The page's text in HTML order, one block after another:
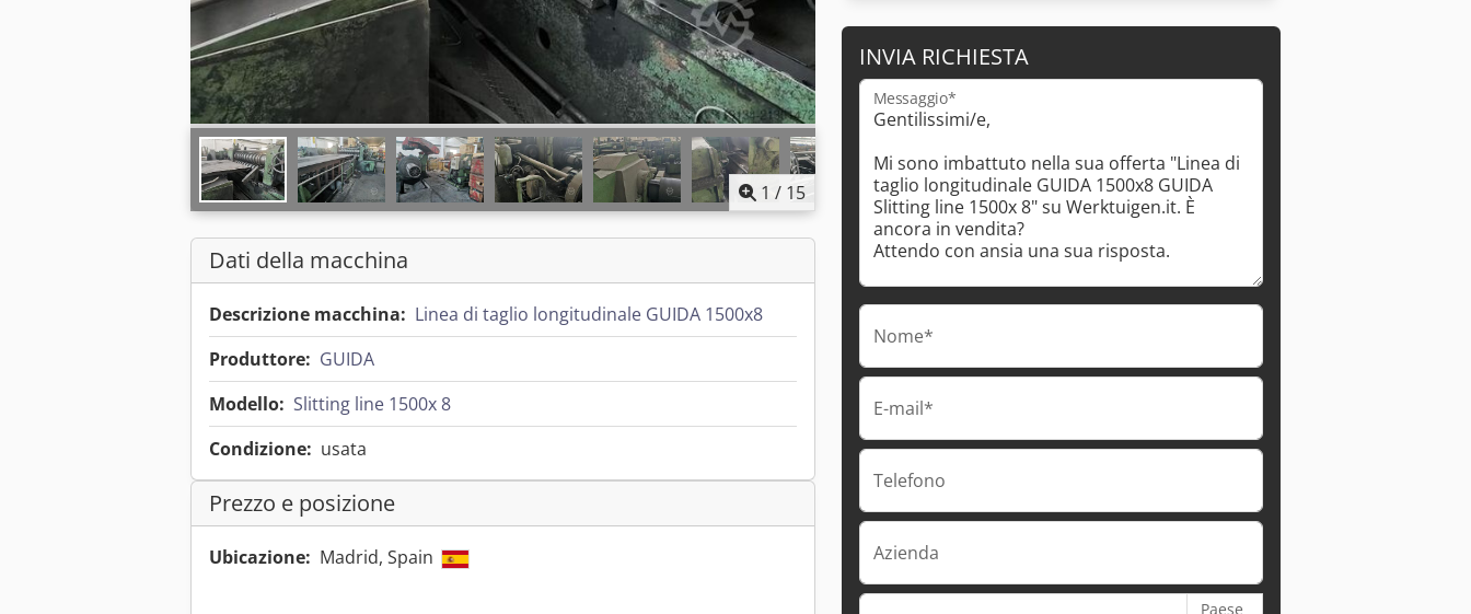
1 / 15
Dati della macchina
Descrizione macchina: Linea di taglio longitudinale GUIDA 1500x8
Produttore: GUIDA
Modello: Slitting line 1500x 8
Condizione: usata
Prezzo e posizione
Ubicazione: Madrid, Spain
INVIA RICHIESTA
Messaggio*
Nome*
E-mail*
Telefono
Azienda
Paese